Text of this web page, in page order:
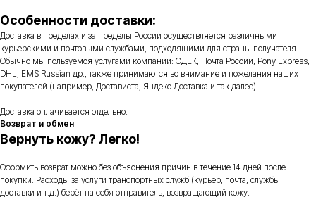
Особенности доставки:
Доставка в пределах и за пределы России осуществляется различными
курьерскими и почтовыми службами, подходящими для страны получателя.
Обычно мы пользуемся услугами компаний: СДЕК, Почта России, Pony Express,
DHL, EMS Russian др., также принимаются во внимание и пожелания наших
покупателей (например, Достависта, Яндекс.Доставка и так далее).
Доставка оплачивается отдельно.
Возврат и обмен
Вернуть кожу? Легко!
Оформить возврат можно без объяснения причин в течение 14 дней после
покупки. Расходы за услуги транспортных служб (курьер, почта, службы
доставки и т.д.) берёт на себя отправитель, возвращающий кожу.